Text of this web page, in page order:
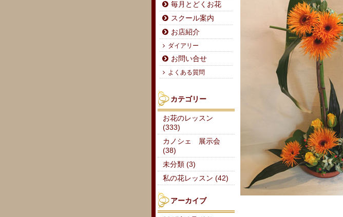
毎月とどくお花
スクール案内
お店紹介
ダイアリー
お問い合せ
よくある質問
カテゴリー
お花のレッスン
(333)
カノシェ 展示会
(38)
未分類 (3)
私の花レッスン (42)
アーカイブ